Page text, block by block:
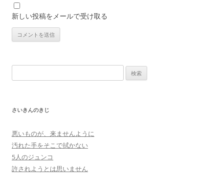
新しい投稿をメールで受け取る
索:
さいきんのきじ
悪いものが、来ませんように
汚れた手をそこで拭かない
5人のジュンコ
許されようとは思いません